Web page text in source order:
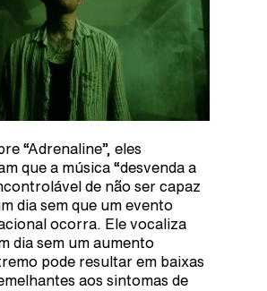
“Adrenaline”, eles
que a música “desvenda a
de não ser capaz
dia sem que um evento
ocorra. Ele vocaliza
dia sem um aumento
pode resultar em baixas
aos sintomas de